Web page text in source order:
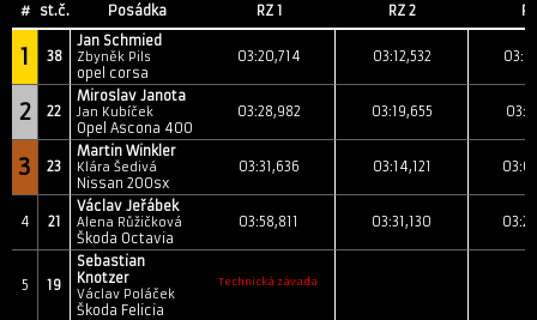
# st.č. Posádka RZ 1 RZ 2
1 38
Jan Schmied
Zbyněk Pils
opel corsa
03:20,714 03:12,532
2 22
Miroslav Janota
Jan Kubíček
Opel Ascona 400
03:28,982 03:19,655
3 23
Martin Winkler
Klára Šedivá
Nissan 200sx
03:31,636 03:14,121
4 21
Václav Jeřábek
Alena Růžičková
Škoda Octavia
03:58,811 03:31,130
5 19
Sebastian
Knotzer
Václav Poláček
Škoda Felicia
Technická závada